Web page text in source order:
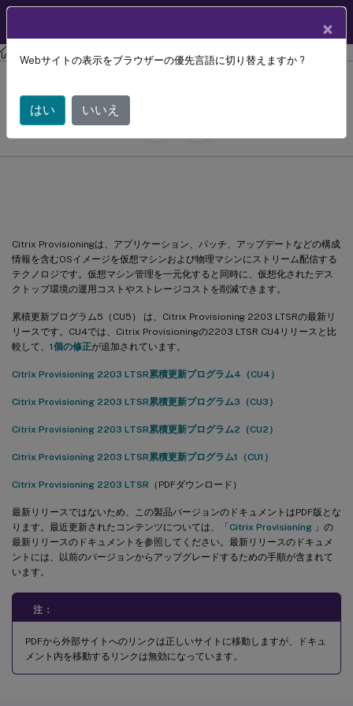
Citrix Provisioning Citrix Provisioning 2203
Citrix Provisioningは、アプリケーション、パッチ、アップデートなどの構成
情報を含むOSイメージを仮想マシンおよび物理マシンにストリーム配信する
テクノロジです。仮想マシン管理を一元化すると同時に、仮想化されたデス
クトップ環境の運用コストやストレージコストを削減できます。
累積更新プログラム5（CU5） は、Citrix Provisioning 2203 LTSRの最新リ
リースです。CU4では、Citrix Provisioningの2203 LTSR CU4リリースと比
較して、 1個の修正が追加されています。
Citrix Provisioning 2203 LTSR累積更新プログラム4（CU4）
Citrix Provisioning 2203 LTSR累積更新プログラム3（CU3）
Citrix Provisioning 2203 LTSR累積更新プログラム2（CU2）
Citrix Provisioning 2203 LTSR累積更新プログラム1（CU1）
Citrix Provisioning 2203 LTSR （PDFダウンロード）
最新リリースではないため、この製品バージョンのドキュメントはPDF版とな
ります。最近更新されたコンテンツについては、「Citrix Provisioning 」の
最新リリースのドキュメントを参照してください。最新リリースのドキュメ
ントには、以前のバージョンからアップグレードするための手順が含まれて
います。
注：
PDFから外部サイトへのリンクは正しいサイトに移動しますが、ドキュ
メント内を移動するリンクは無効になっています。
Citrix Provisioning 2203 LTSR
June 20, 2024
C
×
Webサイトの表示をブラウザーの優先言語に切り替えますか ?
はい いいえ